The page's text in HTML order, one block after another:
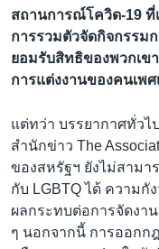
สถานการณ์โควิด-19
การรวมตัวจัดกิจกรรม
ยอมรับสิทธิของพวกเข
การแต่งงานของคนเพ
แต่ทว่า บรรยากาศทั่วไ
สำนักข่าว The
ของสหรัฐฯ ยังไม่สาม
กับ LGBTQ ได้ ความกั
ผลกระทบต่อการจัดงา
ๆ นอกจากนี้ การออก